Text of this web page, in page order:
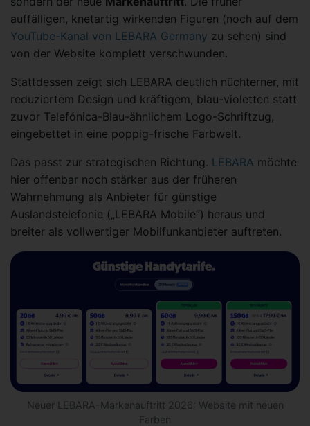
auffälligen, knetartig wirkenden Figuren (noch auf dem
YouTube-Kanal von LEBARA Germany zu sehen) sind
von der Website komplett verschwunden.
Stattdessen zeigt sich LEBARA deutlich nüchterner, mit
reduziertem Design und kräftigem, blau-violetten statt
zuvor Telefónica-Blau-ähnlichem Logo-Schriftzug,
eingebettet in eine poppig-frische Farbwelt.
Das passt zur strategischen Richtung. LEBARA möchte
hier offenbar noch stärker aus der früheren
Wahrnehmung als Anbieter für günstige
Auslandstelefonie („LEBARA Mobile“) heraus und
breiter als vollwertiger Mobilfunkanbieter auftreten.
Neuer LEBARA-Markenauftritt 2026: Website mit neuen
Farben